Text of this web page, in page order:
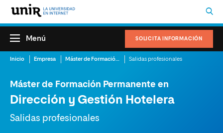
SOLICITA INFORMACIÓN
Menú
Inicio Empresa Máster de Formación Permanente en Dirección y Gestión Hotelera Salidas profesionales
Máster de Formación Permanente en
Dirección y Gestión Hotelera
Salidas profesionales